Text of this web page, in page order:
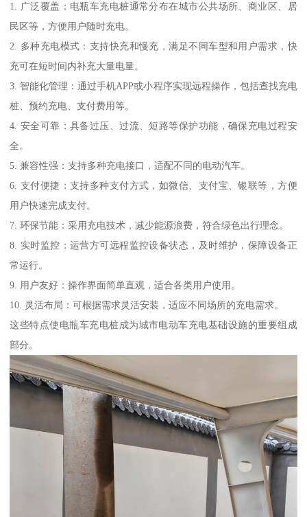
1. 广泛覆盖：电瓶车充电桩通常分布在城市公共场所、商业区、居
民区等，方便用户随时充电。
2. 多种充电模式：支持快充和慢充，满足不同车型和用户需求，快
充可在短时间内补充大量电量。
3. 智能化管理：通过手机APP或小程序实现远程操作，包括查找充电
桩、预约充电、支付费用等。
4. 安全可靠：具备过压、过流、短路等保护功能，确保充电过程安
全。
5. 兼容性强：支持多种充电接口，适配不同的电动汽车。
6. 支付便捷：支持多种支付方式，如微信、支付宝、银联等，方便
用户快速完成支付。
7. 环保节能：采用充电技术，减少能源浪费，符合绿色出行理念。
8. 实时监控：运营方可远程监控设备状态，及时维护，保障设备正
常运行。
9. 用户友好：操作界面简单直观，适合各类用户使用。
10. 灵活布局：可根据需求灵活安装，适应不同场所的充电需求。
这些特点使电瓶车充电桩成为城市电动车充电基础设施的重要组成
部分。